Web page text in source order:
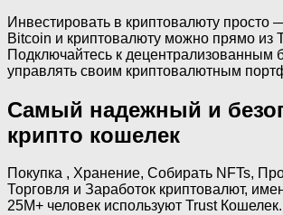
Инвестировать в криптовалюту просто
Bitcoin и криптовалюту можно прямо из
Подключайтесь к децентрализованным
управлять своим криптовалютным
Самый надежный и
крипто кошелек
Покупка , Хранение, Собирать NFTs,
Торговля и Заработок криптовалют,
25M+ человек используют Trust Кошелек.